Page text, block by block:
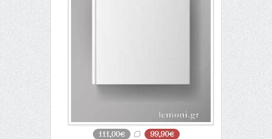
111,00€ 99,90€